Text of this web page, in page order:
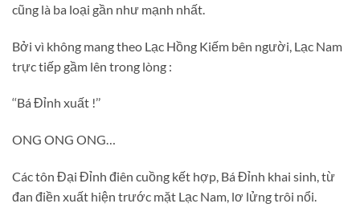
cũng là ba loại gần như mạnh nhất.
Bởi vì không mang theo Lạc Hồng Kiếm bên người, Lạc Nam
trực tiếp gầm lên trong lòng :
‘‘Bá Đỉnh xuất !’’
ONG ONG ONG…
Các tôn Đại Đỉnh điên cuồng kết hợp, Bá Đỉnh khai sinh, từ
đan điền xuất hiện trước mặt Lạc Nam, lơ lửng trôi nổi.